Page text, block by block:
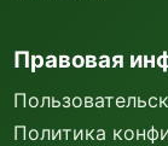
Правовая
Политика